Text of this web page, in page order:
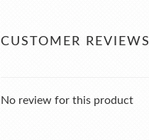
CUSTOMER REVIEWS
No review for this product